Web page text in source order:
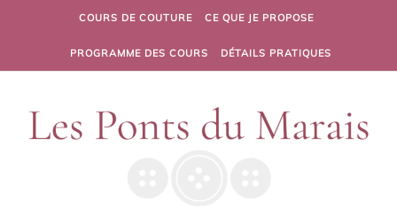
Skip to contentCOURS DE COUTURE CE QUE JE PROPOSE
PROGRAMME DES COURS DÉTAILS PRATIQUES